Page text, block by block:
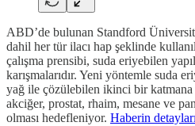
ABD’de bulunan Standford
dahil her tür ilacı hap şeklinde
çalışma prensibi, suda eriyebilen
karışmalarıdır. Yeni yöntemle suda
yağ ile çözülebilen ikinci bir katmana
akciğer, prostat, rhaim, mesane ve
olması hedefleniyor. Haberin